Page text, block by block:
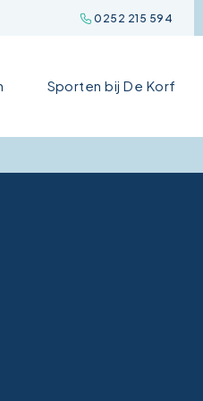
0252 215 594
Sporten bij De Korf